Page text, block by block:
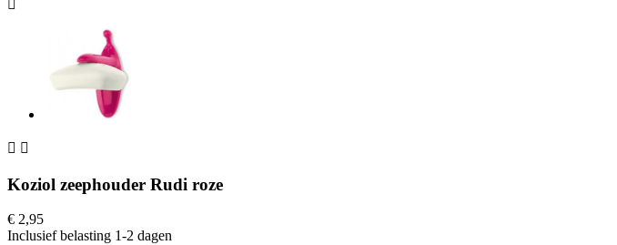

 
Koziol zeephouder Rudi roze
€ 2,95
Inclusief belasting 1-2 dagen